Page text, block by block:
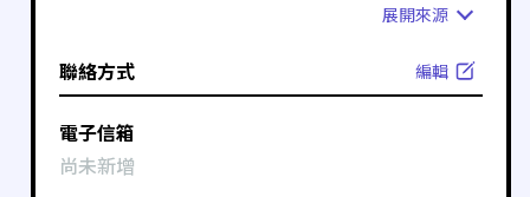
展開來源
聯絡方式 編輯
電子信箱
尚未新增